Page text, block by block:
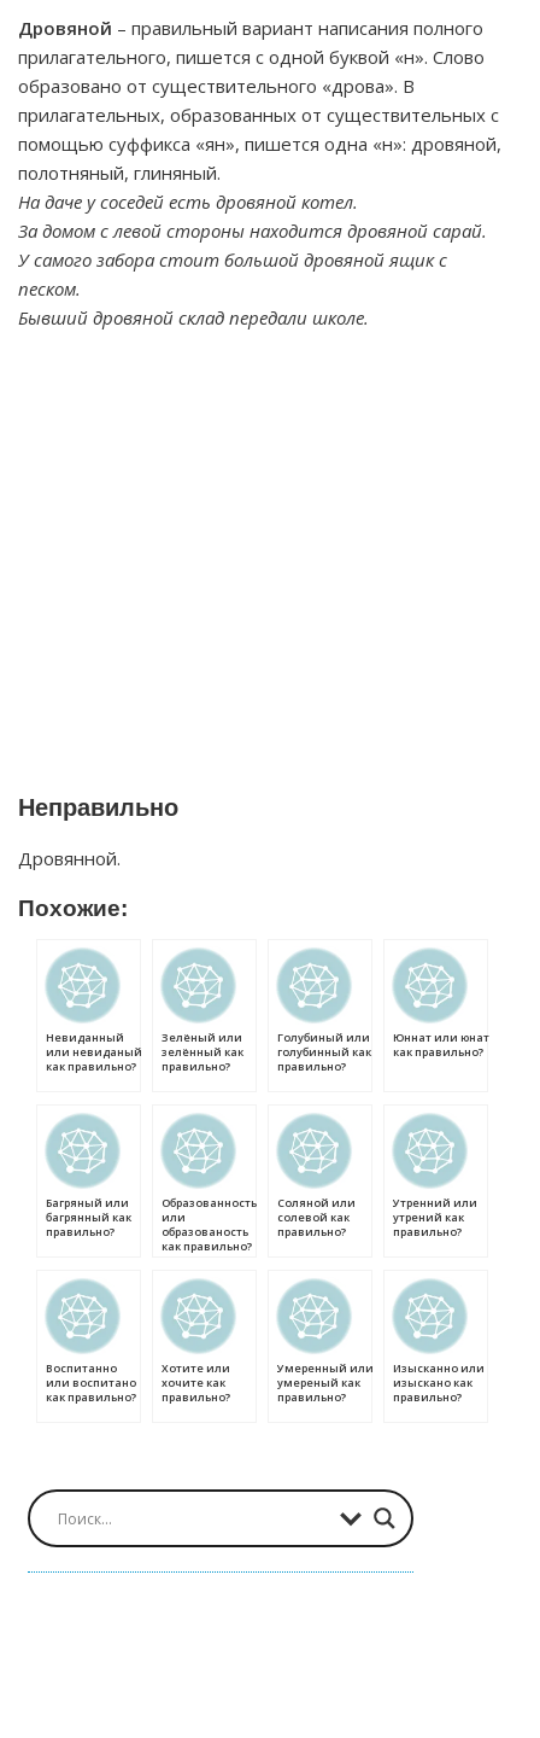
Дровяной – правильный вариант написания полного
прилагательного, пишется с одной буквой «н». Слово
образовано от существительного «дрова». В
прилагательных, образованных от существительных с
помощью суффикса «ян», пишется одна «н»: дровяной,
полотняный, глиняный.
На даче у соседей есть дровяной котел.
За домом с левой стороны находится дровяной сарай.
У самого забора стоит большой дровяной ящик с
песком.
Бывший дровяной склад передали школе.
Неправильно
Дровянной.
Похожие:
Невиданный
или невиданый
как правильно?
Зелёный или
зелённый как
правильно?
Голубиный или
голубинный как
правильно?
Юннат или юнат
как правильно?
Багряный или
багрянный как
правильно?
Образованность
или
образованость
как правильно?
Соляной или
солевой как
правильно?
Утренний или
утрений как
правильно?
Воспитанно
или воспитано
как правильно?
Хотите или
хочите как
правильно?
Умеренный или
умереный как
правильно?
Изысканно или
изыскано как
правильно?